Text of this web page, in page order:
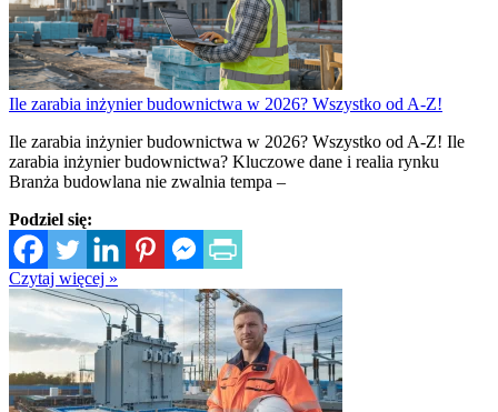
Ile zarabia inżynier budownictwa w 2026? Wszystko od A-Z!
Ile zarabia inżynier budownictwa w 2026? Wszystko od A-Z! Ile
zarabia inżynier budownictwa? Kluczowe dane i realia rynku
Branża budowlana nie zwalnia tempa –
Podziel się:
Czytaj więcej »